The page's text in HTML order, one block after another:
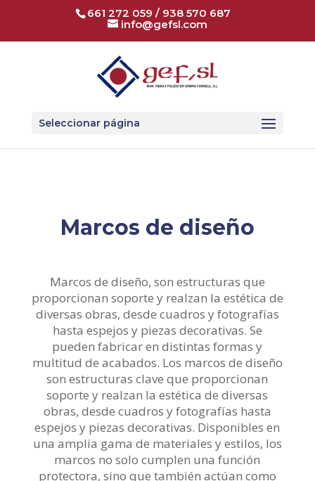
661 272 059 / 938 570 687
info@gefsl.com
Seleccionar página
Marcos de diseño
Marcos de diseño, son estructuras que
proporcionan soporte y realzan la estética de
diversas obras, desde cuadros y fotografías
hasta espejos y piezas decorativas. Se
pueden fabricar en distintas formas y
multitud de acabados. Los marcos de diseño
son estructuras clave que proporcionan
soporte y realzan la estética de diversas
obras, desde cuadros y fotografías hasta
espejos y piezas decorativas. Disponibles en
una amplia gama de materiales y estilos, los
marcos no solo cumplen una función
protectora, sino que también actúan como